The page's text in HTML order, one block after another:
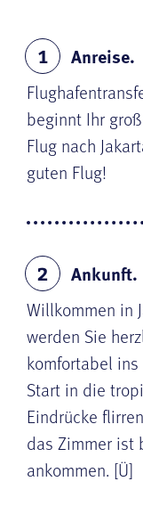
1
Anreise.
beginnt Ihr
Flug nach
guten Flug!
2
Ankunft.
Willkommen in
werden Sie
komfortabel
Start in die
Eindrücke
das Zimmer ist
ankommen. [Ü]